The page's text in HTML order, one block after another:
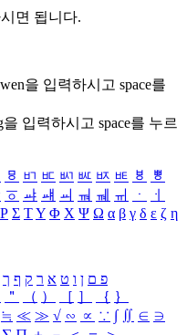
면 됩니다.
을 입력하시고 space를
을 입력하시고 space를 누르
ㅱ ㅲ ㅳ ㅴ ㅵ ㅶ ㅷ ㅸ
ㅹ
ㆆ ㆇ ㆈ ㆉ ㆊ ㆋ ㆌ ㆍ
ㆎ
Ρ Σ ΤΥ Φ Χ Ψ Ω α β γ δ ε ζ η
פ ם ן ו ט א ר ק ף ך
＂ （ ） ［ ］ ｛ ｝
≒ ≪ ≫ √ ∽ ∝ ∵ ∫ ∬ ∈ ∋